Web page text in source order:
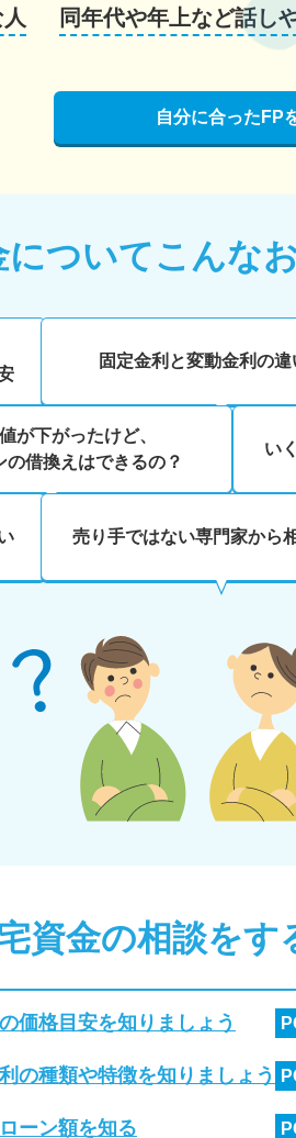
同年代や年上など話し
自分に合ったFP
ついてこんな
固定金利と変動金利の違
が下がったけど、
の借換えはできるの？
い
売り手ではない専門家から
資金の相談をす
価格目安を知りましょう
の種類や特徴を知りましょう
ーン額を知る